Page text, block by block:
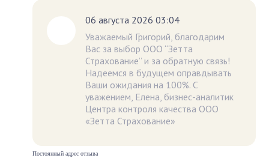
06 августа 2026 03:04
Уважаемый Григорий, благодарим
Вас за выбор ООО “Зетта
Страхование” и за обратную связь!
Надеемся в будущем оправдывать
Ваши ожидания на 100%. С
уважением, Елена, бизнес-аналитик
Центра контроля качества ООО
«Зетта Страхование»
Постоянный адрес отзыва